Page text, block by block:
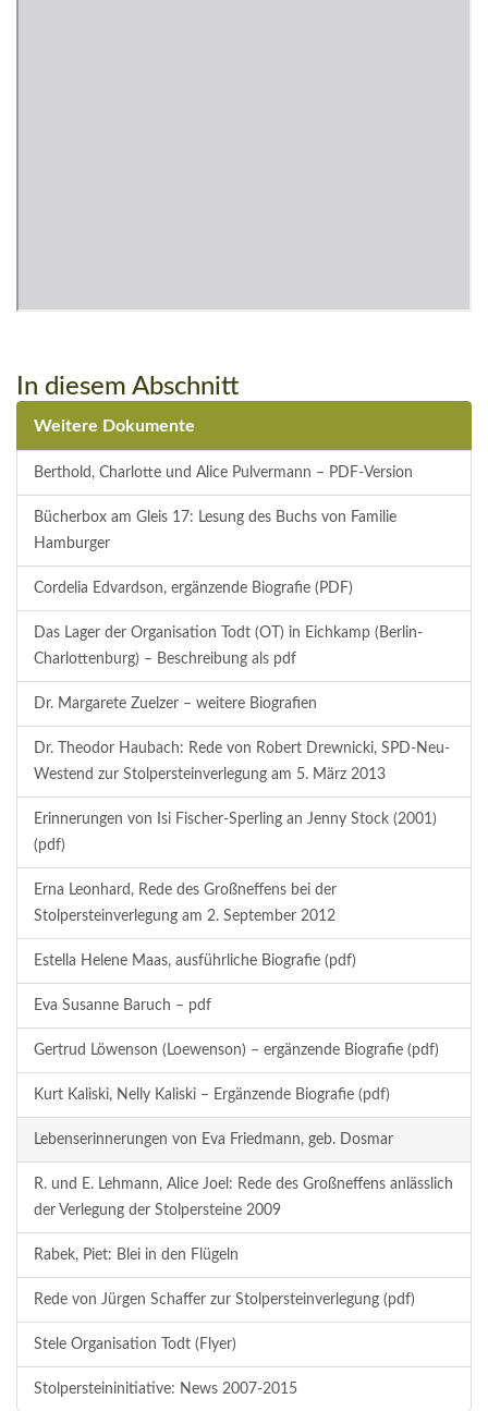
In diesem Abschnitt
Weitere Dokumente
Berthold, Charlotte und Alice Pulvermann – PDF-Version
Bücherbox am Gleis 17: Lesung des Buchs von Familie
Hamburger
Cordelia Edvardson, ergänzende Biografie (PDF)
Das Lager der Organisation Todt (OT) in Eichkamp (Berlin-
Charlottenburg) – Beschreibung als pdf
Dr. Margarete Zuelzer – weitere Biografien
Dr. Theodor Haubach: Rede von Robert Drewnicki, SPD-Neu-
Westend zur Stolpersteinverlegung am 5. März 2013
Erinnerungen von Isi Fischer-Sperling an Jenny Stock (2001)
(pdf)
Erna Leonhard, Rede des Großneffens bei der
Stolpersteinverlegung am 2. September 2012
Estella Helene Maas, ausführliche Biografie (pdf)
Eva Susanne Baruch – pdf
Gertrud Löwenson (Loewenson) – ergänzende Biografie (pdf)
Kurt Kaliski, Nelly Kaliski – Ergänzende Biografie (pdf)
Lebenserinnerungen von Eva Friedmann, geb. Dosmar
R. und E. Lehmann, Alice Joel: Rede des Großneffens anlässlich
der Verlegung der Stolpersteine 2009
Rabek, Piet: Blei in den Flügeln
Rede von Jürgen Schaffer zur Stolpersteinverlegung (pdf)
Stele Organisation Todt (Flyer)
Stolpersteininitiative: News 2007-2015